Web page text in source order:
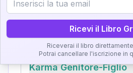
Zona del Ritratto
Importanza:
Karma Genitore-Figlio
Ricevi il Libro
Riceverai il libro
Potrai cancellare l'iscrizione in